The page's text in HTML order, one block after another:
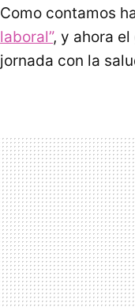
Como contamos
laboral”, y ahora
jornada con la